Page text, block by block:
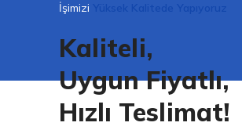
İşimizi
Kaliteli,
Uygun Fiyatlı,
Hızlı Teslimat!